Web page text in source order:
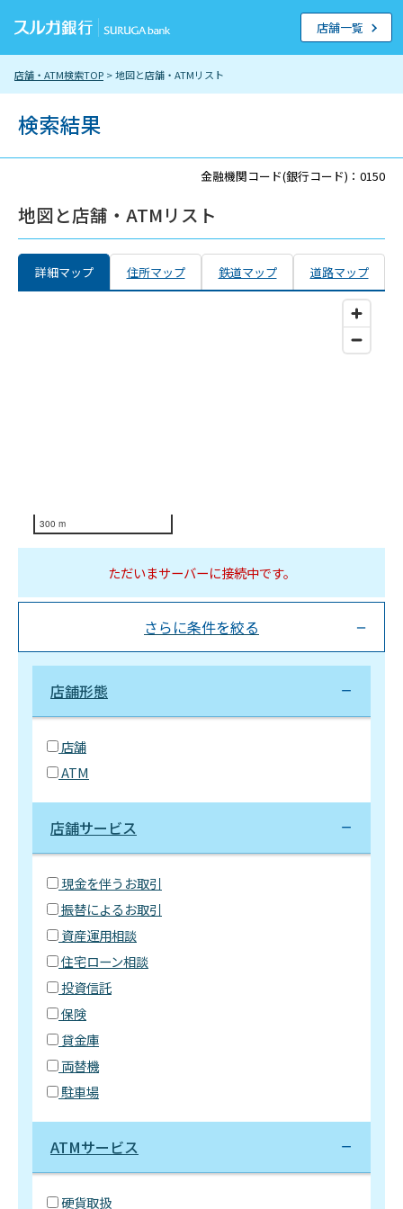
店舗・ATM検索TOP > 地図と店舗・ATMリスト
店舗一覧
検索結果
金融機関コード(銀行コード)：0150
地図と店舗・ATMリスト
詳細マップ 住所マップ 鉄道マップ 道路マップ
300 m
ただいまサーバーに接続中です。
さらに条件を絞る
店舗形態
店舗
ATM
店舗サービス
現金を伴うお取引
振替によるお取引
資産運用相談
住宅ローン相談
投資信託
保険
貸金庫
両替機
駐車場
ATMサービス
硬貨取扱